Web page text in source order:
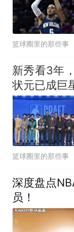
篮球圈里的那些事
新秀看3年
状元已成巨
篮球圈里的那些事
深度盘点
员！